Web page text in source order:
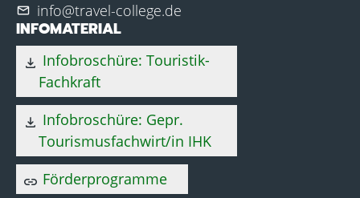
mail info@travel-college.de
INFOMATERIAL
download Infobroschüre: Touristik-
Fachkraft
download Infobroschüre: Gepr.
Tourismusfachwirt/in IHK
link Förderprogramme